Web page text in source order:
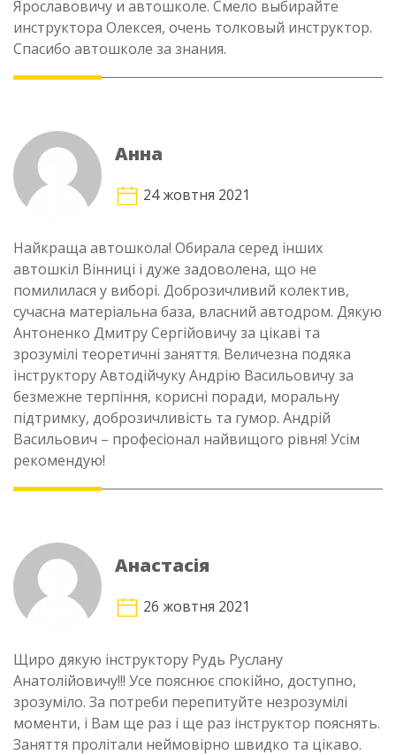
Ярославовичу и aвтошколе. Смело выбирайте
инструктора Олексея, очень толковый инструктор.
Спасибо автошколе за знания.
Анна
24 жовтня 2021
Найкраща автошкола! Обирала серед інших
автошкіл Вінниці і дуже задоволена, що не
помилилася у виборі. Доброзичливий колектив,
сучасна матеріальна база, власний автодром. Дякую
Антоненко Дмитру Сергійовичу за цікаві та
зрозумілі теоретичні заняття. Величезна подяка
інструктору Автодійчуку Андрію Васильовичу за
безмежне терпіння, корисні поради, моральну
підтримку, доброзичливість та гумор. Андрій
Васильович – професіонал найвищого рівня! Усім
рекомендую!
Анастасія
26 жовтня 2021
Щиро дякую інструктору Рудь Руслану
Анатолійовичу!!! Усе пояснює спокійно, доступно,
зрозуміло. За потреби перепитуйте незрозумілі
моменти, і Вам ще раз і ще раз інструктор пояснять.
Заняття пролітали неймовірно швидко та цікаво.